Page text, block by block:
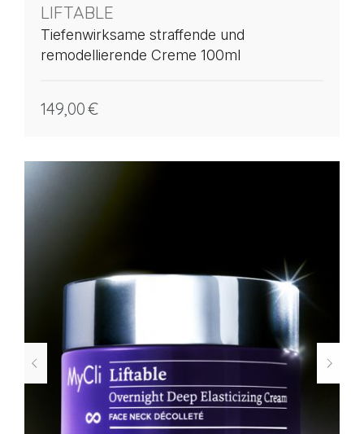
LIFTABLE
Tiefenwirksame straffende und
remodellierende Creme 100ml
149,00€